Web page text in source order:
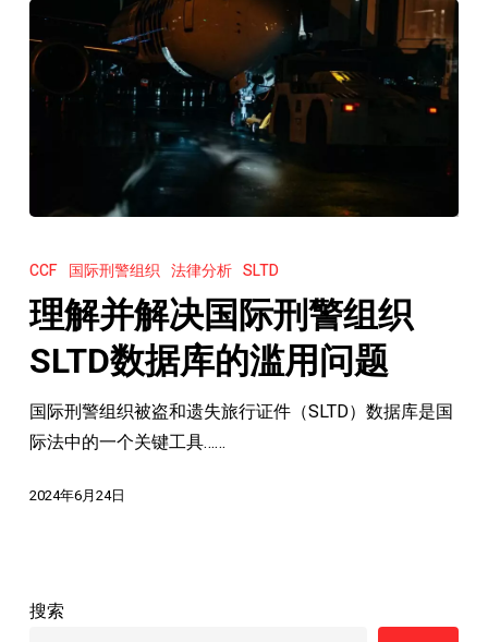
解
并
解
决
际
刑
组
数
据
CCF 国际刑警组织 法律分析 SLTD
理解并解决国际刑警组织
SLTD数据库的滥用问题
国际刑警组织被盗和遗失旅行证件（SLTD）数据库是国
际法中的一个关键工具……
2024年6月24日
搜索